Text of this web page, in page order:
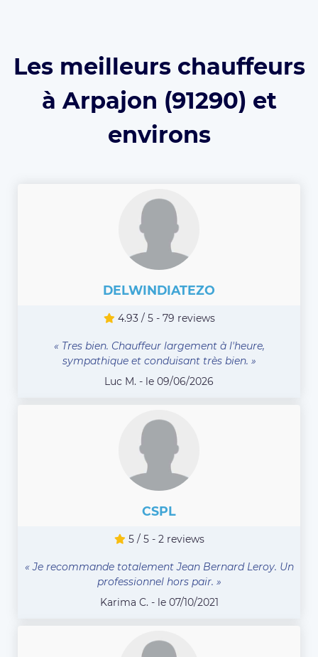
Les meilleurs chauffeurs
à Arpajon (91290) et
environs
DELWINDIATEZO
4.93 / 5 - 79 reviews
« Tres bien. Chauffeur largement à l'heure,
sympathique et conduisant très bien. »
Luc M. - le 09/06/2026
CSPL
5 / 5 - 2 reviews
« Je recommande totalement Jean Bernard Leroy. Un
professionnel hors pair. »
Karima C. - le 07/10/2021